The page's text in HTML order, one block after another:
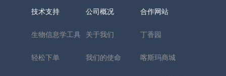
技术支持
生物信息学工具
轻松下单
公司概况
关于我们
我们的使命
合作网站
丁香园
喀斯玛商城